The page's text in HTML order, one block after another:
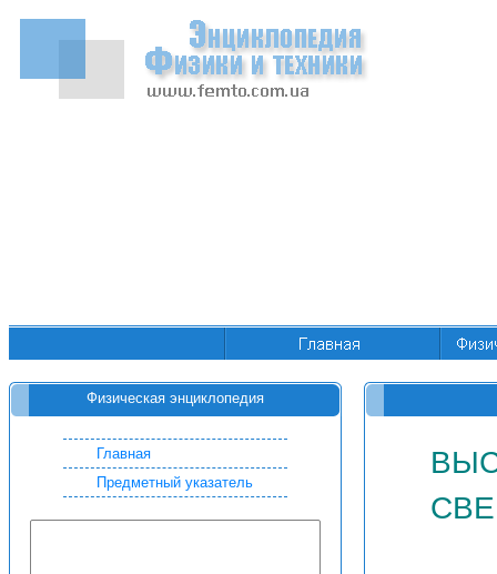
Физическая энциклопедия
Главная
Предметный указатель